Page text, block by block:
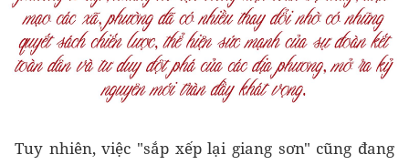
Tuy nhiên, việc "sắp xếp lại giang sơn" cũng đang